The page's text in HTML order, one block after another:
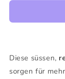
in
(1stk)
Diese süssen,
sorgen für